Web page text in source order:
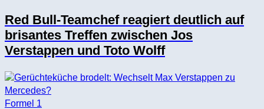
Red Bull-Teamchef reagiert deutlich auf
brisantes Treffen zwischen Jos
Verstappen und Toto Wolff
Formel 1